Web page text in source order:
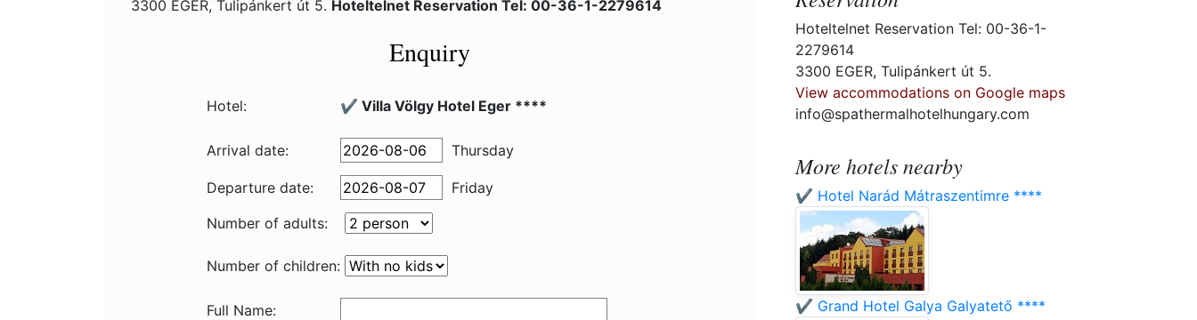
3300 EGER, Tulipánkert út 5. Hoteltelnet Reservation Tel: 00-36-1-2279614
Enquiry
Hotel: ✔️ Villa Völgy Hotel Eger ****
Arrival date: Thursday
Departure date:
Friday
Number of adults:
Number of children:
Full Name:
Hoteltelnet Reservation Tel: 00-36-1-
2279614
3300 EGER, Tulipánkert út 5.
View accommodations on Google maps
info@spathermalhotelhungary.com
More hotels nearby
✔️ Hotel Narád Mátraszentimre ****
✔️ Grand Hotel Galya Galyatető ****